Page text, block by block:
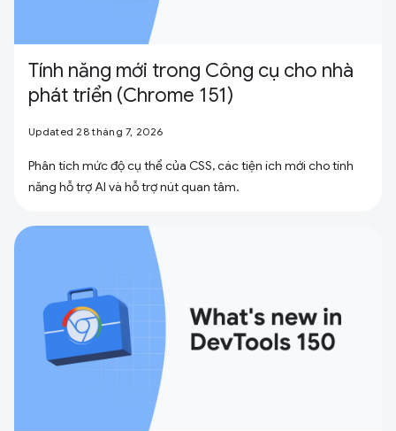
Tính năng mới trong Công cụ cho nhà
phát triển (Chrome 151)
Updated 28 tháng 7, 2026
Phân tích mức độ cụ thể của CSS, các tiện ích mới cho tính
năng hỗ trợ AI và hỗ trợ nút quan tâm.